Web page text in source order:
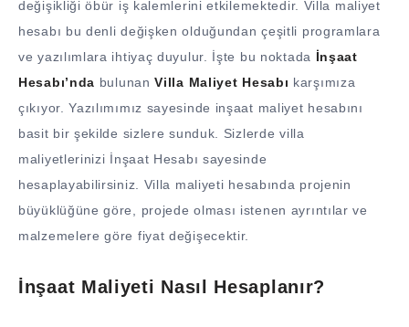
değişikliği öbür iş kalemlerini etkilemektedir. Villa maliyet
hesabı bu denli değişken olduğundan çeşitli programlara
ve yazılımlara ihtiyaç duyulur. İşte bu noktada İnşaat
Hesabı’nda bulunanVilla Maliyet Hesabı karşımıza
çıkıyor. Yazılımımız sayesinde inşaat maliyet hesabını
basit bir şekilde sizlere sunduk. Sizlerde villa
maliyetlerinizi İnşaat Hesabı sayesinde
hesaplayabilirsiniz. Villa maliyeti hesabında projenin
büyüklüğüne göre, projede olması istenen ayrıntılar ve
malzemelere göre fiyat değişecektir.
İnşaat Maliyeti Nasıl Hesaplanır?